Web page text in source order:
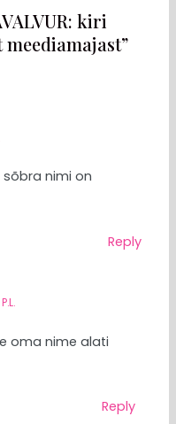
kiri
nimi on
Reply
oma nime alati
Reply